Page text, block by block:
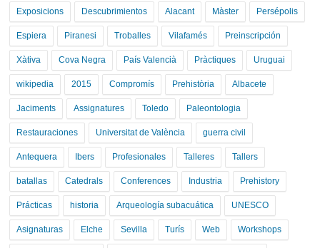
Exposicions Descubrimientos Alacant Màster Persépolis
Espiera Piranesi Troballes Vilafamés Preinscripción
Xàtiva Cova Negra País Valencià Pràctiques Uruguai
wikipedia 2015 Compromís Prehistòria Albacete
Jaciments Assignatures Toledo Paleontologia
Restauraciones Universitat de València guerra civil
Antequera Ibers Profesionales Talleres Tallers
batallas Catedrals Conferences Industria Prehistory
Prácticas historia Arqueología subacuática UNESCO
Asignaturas Elche Sevilla Turís Web Workshops